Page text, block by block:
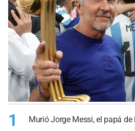
1 Murió Jorge Messi, el papá